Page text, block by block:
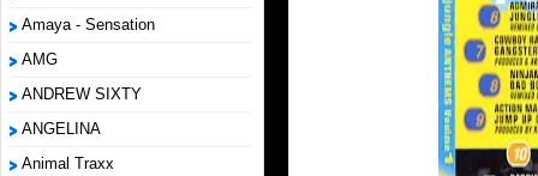
Amaya - Sensation
AMG
ANDREW SIXTY
ANGELINA
Animal Traxx